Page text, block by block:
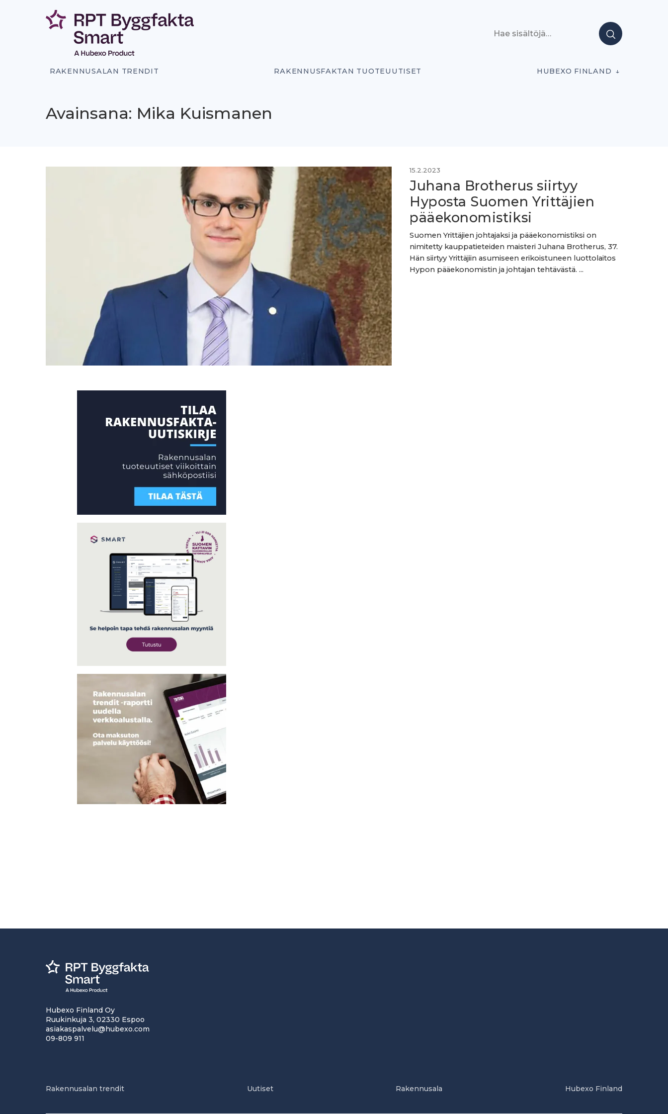
RAKENNUSALAN TRENDIT RAKENNUSFAKTAN TUOTEUUTISET HUBEXO FINLAND
Avainsana: Mika Kuismanen
15.2.2023
Juhana Brotherus siirtyy
Hyposta Suomen Yrittäjien
pääekonomistiksi
Suomen Yrittäjien johtajaksi ja pääekonomistiksi on
nimitetty kauppatieteiden maisteri Juhana Brotherus, 37.
Hän siirtyy Yrittäjiin asumiseen erikoistuneen luottolaitos
Hypon pääekonomistin ja johtajan tehtävästä. ...
Hubexo Finland Oy
Ruukinkuja 3, 02330 Espoo
asiakaspalvelu@hubexo.com
09-809 911
Rakennusalan trendit Uutiset Rakennusala Hubexo Finland